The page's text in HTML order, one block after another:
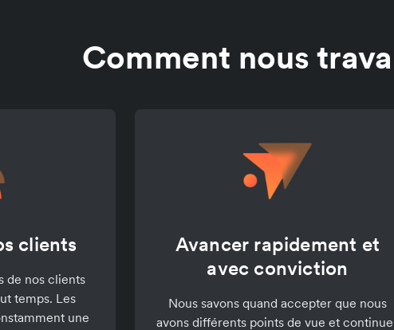
Comment nous
clients
de nos clients
temps. Les
une
Avancer rapidement et
avec conviction
Nous savons quand accepter que nous
avons différents points de vue et